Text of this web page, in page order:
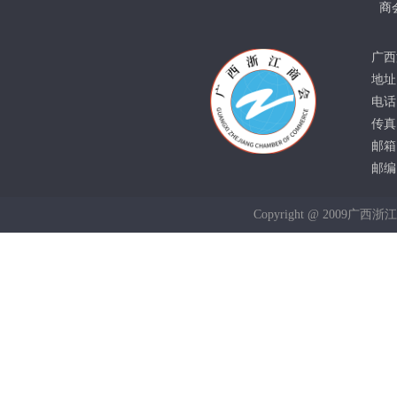
Copyright @ 2009广西浙
商
广
地
电
传
邮
邮